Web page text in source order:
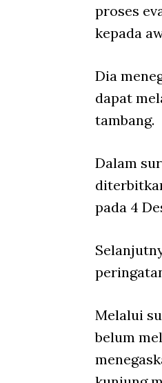
proses
kepada
Dia
dapat
tambang.
Dalam
pada 4
Melalui
belum